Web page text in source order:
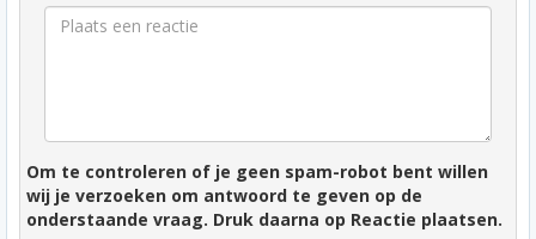
Om te controleren of je geen spam-robot bent willen
wij je verzoeken om antwoord te geven op de
onderstaande vraag. Druk daarna op Reactie plaatsen.